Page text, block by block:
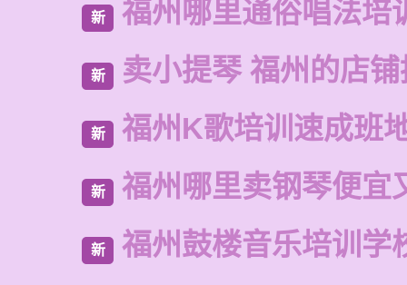
新 福州哪里通俗唱法培
新 卖小提琴 福州的店
新 福州K歌培训速成班
新 福州哪里卖钢琴便宜
新 福州鼓楼音乐培训学